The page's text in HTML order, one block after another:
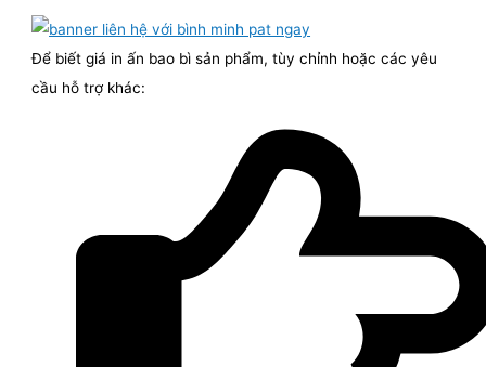
Để biết giá in ấn bao bì sản phẩm, tùy chỉnh hoặc các yêu
cầu hỗ trợ khác: